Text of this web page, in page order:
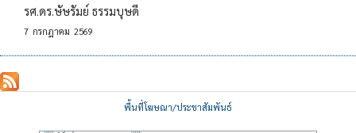
รศ.ดร.ษัษรัมย์ ธรรมบุษดี
7 กรกฎาคม 2569
พื้นที่โฆษณา/ประชาสัมพันธ์